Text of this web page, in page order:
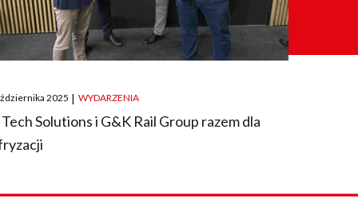
2025 | WYDARZENIA
Tech Solutions i G&K Rail Group razem dla